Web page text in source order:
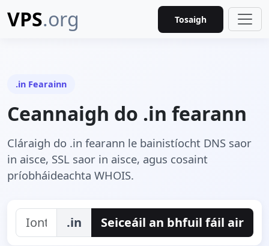
VPS.org Tosaigh
.in Fearainn
Ceannaigh do .in fearann
Cláraigh do .in fearann le bainistíocht DNS saor
in aisce, SSL saor in aisce, agus cosaint
príobháideachta WHOIS.
.in Seiceáil an bhfuil fáil air